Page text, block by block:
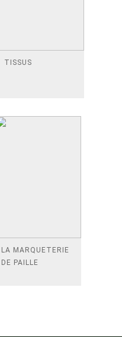
TISSUS
LA MARQUETERIE
DE PAILLE